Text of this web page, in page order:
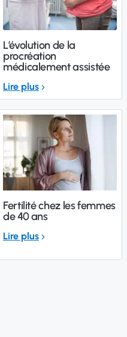
L’évolution de la
procréation
médicalement assistée
Lire plus
Fertilité chez les femmes
de 40 ans
Lire plus